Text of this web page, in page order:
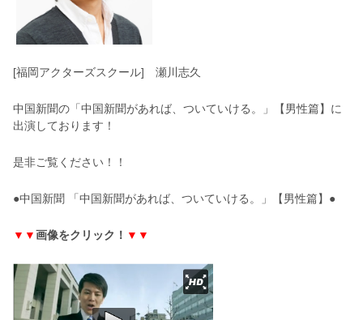
[福岡アクターズスクール] 瀬川志久
中国新聞の「中国新聞があれば、ついていける。」【男性篇】に
出演しております！
是非ご覧ください！！
●中国新聞 「中国新聞があれば、ついていける。」【男性篇】●
▼▼画像をクリック！ ▼▼